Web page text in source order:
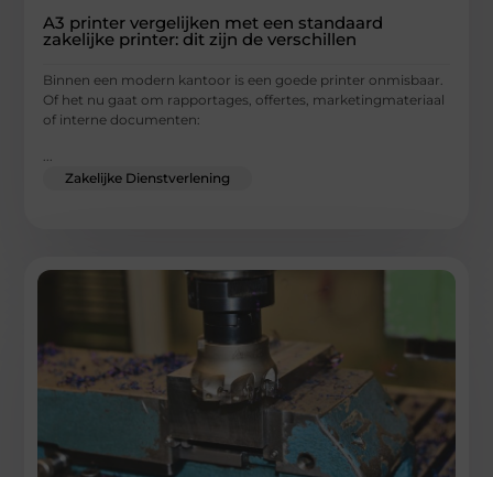
A3 printer vergelijken met een standaard
zakelijke printer: dit zijn de verschillen
Binnen een modern kantoor is een goede printer onmisbaar.
Of het nu gaat om rapportages, offertes, marketingmateriaal
of interne documenten:
Zakelijke Dienstverlening